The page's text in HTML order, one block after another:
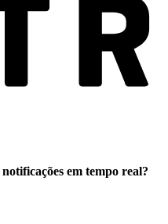
notificações em tempo real?